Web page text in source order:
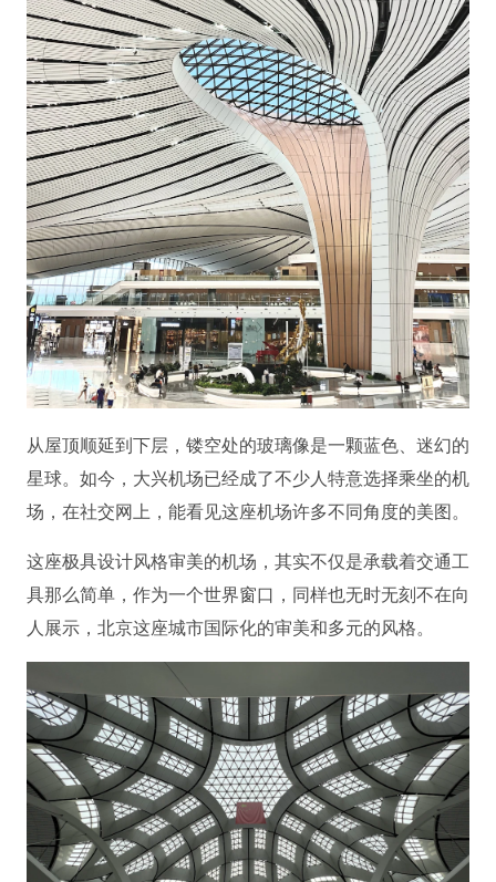
从屋顶顺延到下层，镂空处的玻璃像是一颗蓝色、迷幻的
星球。如今，大兴机场已经成了不少人特意选择乘坐的机
场，在社交网上，能看见这座机场许多不同角度的美图。
这座极具设计风格审美的机场，其实不仅是承载着交通工
具那么简单，作为一个世界窗口，同样也无时无刻不在向
人展示，北京这座城市国际化的审美和多元的风格。